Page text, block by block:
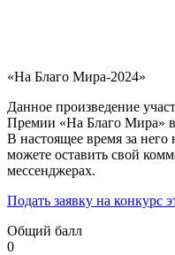
«На Благо Мира-2024»
Данное произведение
Премии «На Благо Мира»
В настоящее время за него
можете оставить свой
мессенджерах.
Подать заявку на конкурс
Общий балл
0